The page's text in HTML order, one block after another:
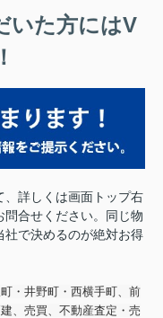
いた方にはV
、詳しくは画面トップ右
合せください。 同じ物
で決めるのが絶対お得
・井野町・西横手町、前
、売買、不動産査定・売